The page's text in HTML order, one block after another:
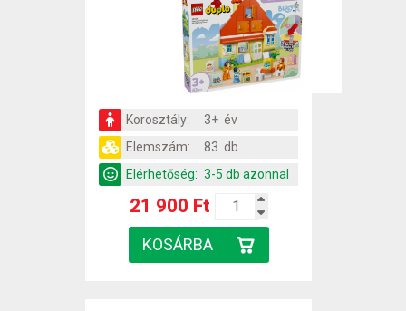
Korosztály:
3+ év
Elemszám:
83 db
Elérhetőség: 3-5 db azonnal
21 900 Ft